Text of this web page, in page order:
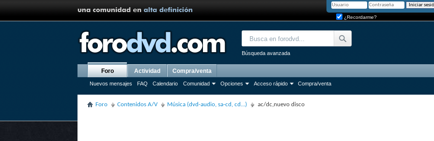
¿Recordarme?
Búsqueda avanzada
Foro
Nuevos mensajes FAQ Calendario Comunidad Opciones Acceso rápido Compra/venta
Actividad Compra/venta
Foro Contenidos A/V Música (dvd-audio, sa-cd, cd...) ac/dc,nuevo disco